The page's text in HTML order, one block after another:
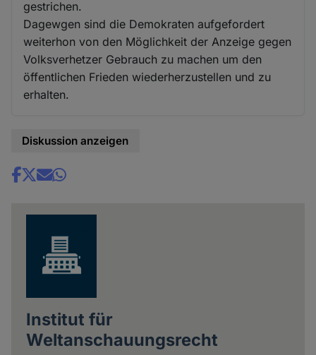
gestrichen.
Dagewgen sind die Demokraten aufgefordert
weiterhon von den Möglichkeit der Anzeige gegen
Volksverhetzer Gebrauch zu machen um den
öffentlichen Frieden wiederherzustellen und zu
erhalten.
Diskussion anzeigen
Share
Institut für
Weltanschauungsrecht